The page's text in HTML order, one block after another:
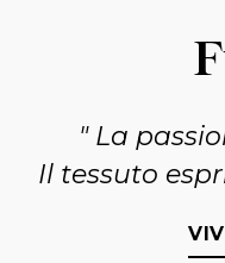
La
Il tessuto